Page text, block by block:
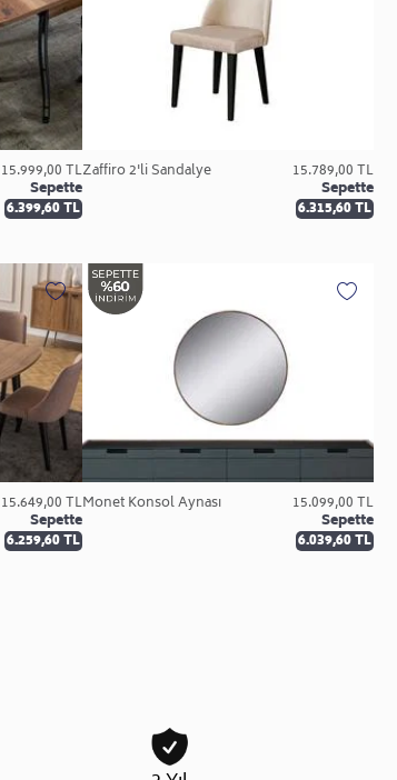
15.999,00 TL
Sepette
6.399,60 TL
Zaffiro 2'li Sandalye 15.789,00 TL
Sepette
6.315,60 TL
15.649,00 TL
Sepette
6.259,60 TL
Monet Konsol Aynası 15.099,00 TL
Sepette
6.039,60 TL